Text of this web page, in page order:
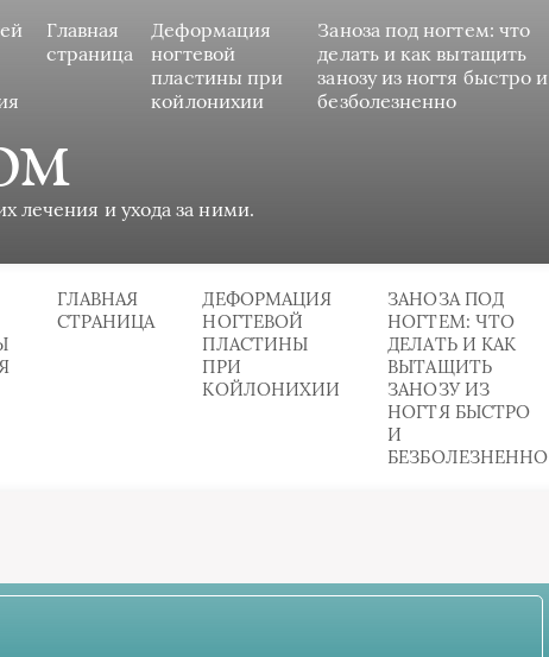
Главная
страница
Деформация
ногтевой
пластины при
койлонихии
Заноза под ногтем: что
делать и как вытащить
занозу из ногтя быстро и
безболезненно
лечения и ухода за ними.
ГЛАВНАЯ
СТРАНИЦА
ДЕФОРМАЦИЯ
НОГТЕВОЙ
ПЛАСТИНЫ
ПРИ
КОЙЛОНИХИИ
ЗАНОЗА ПОД
НОГТЕМ: ЧТО
ДЕЛАТЬ И КАК
ВЫТАЩИТЬ
ЗАНОЗУ ИЗ
НОГТЯ БЫСТРО
И
БЕЗБОЛЕЗНЕННО